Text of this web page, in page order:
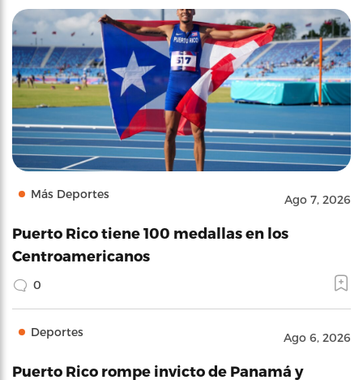
Más Deportes Ago 7, 2026
Puerto Rico tiene 100 medallas en los
Centroamericanos
0
Deportes Ago 6, 2026
Puerto Rico rompe invicto de Panamá y